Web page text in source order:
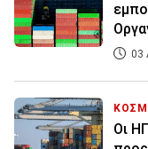
03
Οι